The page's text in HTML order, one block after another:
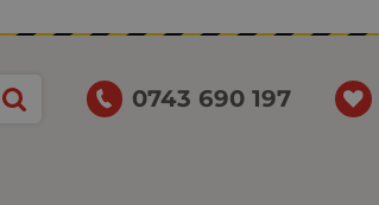
0743 690 197